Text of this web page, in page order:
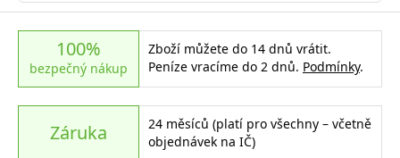
100%
bezpečný nákup
Zboží můžete do 14 dnů vrátit.
Peníze vracíme do 2 dnů. Podmínky.
Záruka
24 měsíců (platí pro všechny – včetně
objednávek na IČ)